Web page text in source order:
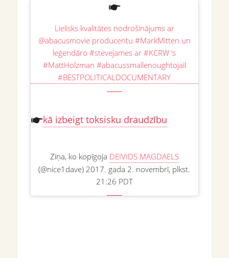
Lielisks kvalitātes nodrošinājums ar
@abacusmovie producentu #MarkMitten un
leģendāro #stevejames ar #KCRW ‘s
#MattHolzman #abacussmallenoughtojail
#BESTPOLITICALDOCUMENTARY
kā izbeigt toksisku draudzību
Ziņa, ko kopīgoja DEIVIDS MAGDAELS
(@nice1dave) 2017. gada 2. novembrī, plkst.
21:26 PDT